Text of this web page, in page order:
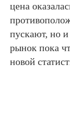
цена
пускают, но и
рынок пока
новой